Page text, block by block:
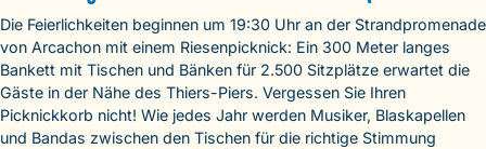
Die Feierlichkeiten beginnen um 19:30 Uhr an der Strandpromenade
von Arcachon mit einem Riesenpicknick: Ein 300 Meter langes
Bankett mit Tischen und Bänken für 2.500 Sitzplätze erwartet die
Gäste in der Nähe des Thiers-Piers. Vergessen Sie Ihren
Picknickkorb nicht! Wie jedes Jahr werden Musiker, Blaskapellen
und Bandas zwischen den Tischen für die richtige Stimmung